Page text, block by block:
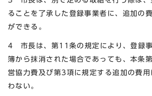
ることを了承した登録事業者に、追加の
ができる。
4 市長は、第11条の規定により、登録
簿から抹消された場合であっても、本条
営協力費及び第3項に規定する追加の費
わない。